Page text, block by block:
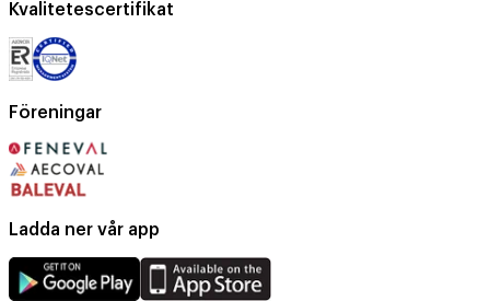
Kvalitetescertifikat
Föreningar
Ladda ner vår app